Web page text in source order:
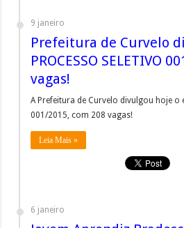
9 janeiro
Prefeitura de Curvelo
PROCESSO SELETIVO
vagas!
A Prefeitura de Curvelo divulgou hoje o
001/2015, com 208 vagas!
Leia Mais »
6 janeiro